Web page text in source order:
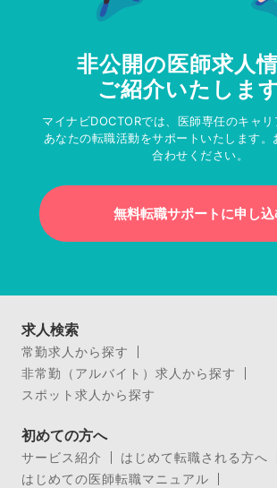
非公開の医師求人
ご紹介いたしま
マイナビDOCTORでは、医師専任のキャ
あなたの転職活動をサポートいたします。
合わせください。
無料転職サポートに申し込
求人検索
常勤求人から探す
非常勤（アルバイト）求人から探す
スポット求人から探す
初めての方へ
サービス紹介
はじめて転職される方へ
はじめての医師転職マニュアル